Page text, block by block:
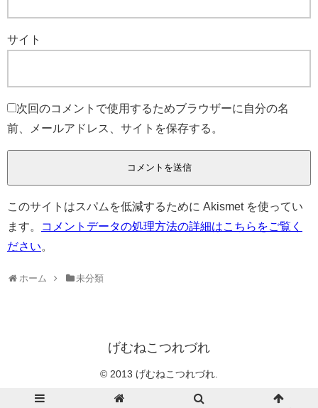
サイト
次回のコメントで使用するためブラウザーに自分の名
前、メールアドレス、サイトを保存する。
このサイトはスパムを低減するために Akismet を使ってい
ます。
コメントデータの処理方法の詳細はこちらをご覧く
ださい。
ホーム 未分類
げむねこつれづれ
© 2013 げむねこつれづれ.